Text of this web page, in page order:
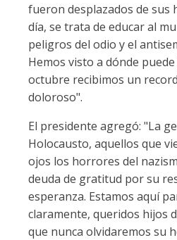
fueron desplazados de sus
día, se trata de educar al
peligros del odio y el
Hemos visto a dónde
octubre recibimos un
doloroso".
El presidente agregó: "La
Holocausto, aquellos que
ojos los horrores del
deuda de gratitud por su
esperanza. Estamos aquí
claramente, queridos hijos
que nunca olvidaremos su